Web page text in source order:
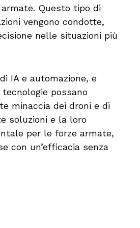
Questo tipo di
vengono condotte,
nelle situazioni più
IA e automazione, e
possano
minaccia dei droni e di
soluzioni e la loro
per le forze armate,
con un’efficacia senza